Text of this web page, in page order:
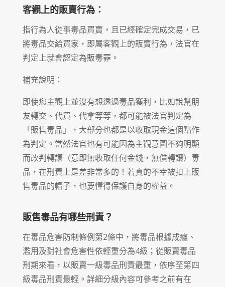
客觀上的販賣行為：
指行為人從事毒品買賣，且已經確定完成交易，已
將毒品交給買家，即屬客觀上的販賣行為，法官在
判定上就會認定為販毒罪。
補充說明：
即使您主觀上並沒有想透過毒品獲利，比如說幫朋
友轉交、代買、代拿等等，都可能被法官判定為
「販售毒品」，大部分也都是以收取現金這個點作
為判定。當然法官也有可能因為主觀意圖不夠明顯
而改判轉讓（意即無收取任何金錢，無償轉讓）毒
品，在刑責上是差非常多的！若真的不幸被扣上販
售毒品的帽子，也要懂得保護自身的權益。
販售毒品有哪些刑責？
在毒品危害防制條例第2條中，將毒品根據成癮、
濫用及對社會危害性依輕重分為4級；從販賣毒品
刑期來看，以販賣一級毒品刑責最重，依序至第四
級毒品刑責最輕。詳細分級內容可參考之前有在